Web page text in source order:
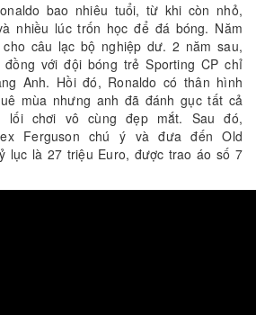
bao nhiêu tuổi, từ khi còn nhỏ,
nhiều lúc trốn học để đá bóng. Năm
câu lạc bộ nghiệp dư. 2 năm sau,
với đội bóng trẻ Sporting CP chỉ
Anh. Hồi đó, Ronaldo có thân hình
mùa nhưng anh đã đánh gục tất cả
lối chơi vô cùng đẹp mắt. Sau đó,
Ferguson chú ý và đưa đến Old
lục là 27 triệu Euro, được trao áo số 7